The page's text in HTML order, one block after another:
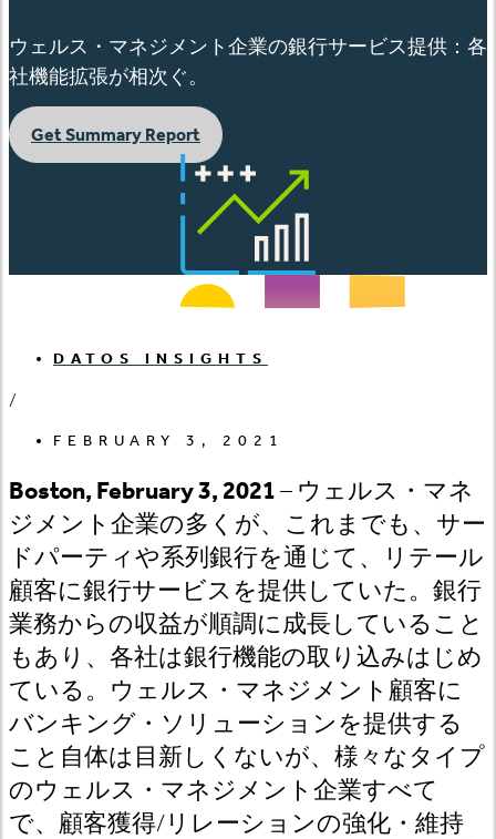
ウェルス・マネジメント企業の銀行サービス提供：各
社機能拡張が相次ぐ。
Get Summary Report
DATOS INSIGHTS
/
FEBRUARY 3, 2021
Boston, February 3, 2021– ウェルス・マネ
ジメント企業の多くが、これまでも、サー
ドパーティや系列銀行を通じて、リテール
顧客に銀行サービスを提供していた。銀行
業務からの収益が順調に成長していること
もあり、各社は銀行機能の取り込みはじめ
ている。ウェルス・マネジメント顧客に
バンキング・ソリューションを提供する
こと自体は目新しくないが、様々なタイプ
のウェルス・マネジメント企業すべて
で、顧客獲得/リレーションの強化・維持